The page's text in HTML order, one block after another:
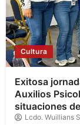
Cultura
Exitosa
Auxilios
situaciones
Lcdo. Wuillians